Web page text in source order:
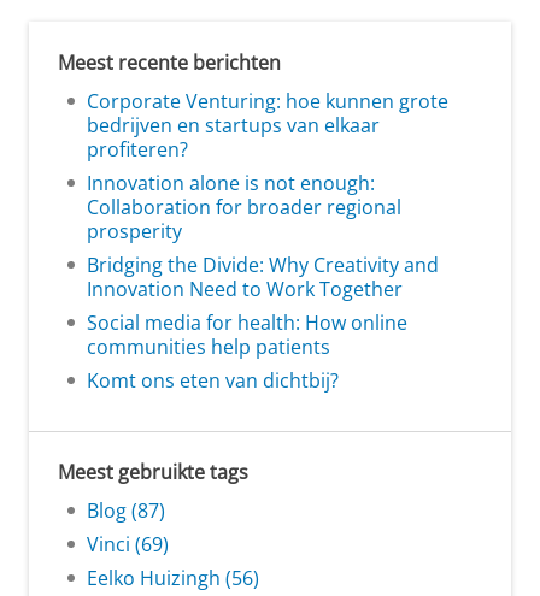
Meest recente berichten
Corporate Venturing: hoe kunnen grote
bedrijven en startups van elkaar
profiteren?
Innovation alone is not enough:
Collaboration for broader regional
prosperity
Bridging the Divide: Why Creativity and
Innovation Need to Work Together
Social media for health: How online
communities help patients
Komt ons eten van dichtbij?
Meest gebruikte tags
Blog (87)
Vinci (69)
Eelko Huizingh (56)